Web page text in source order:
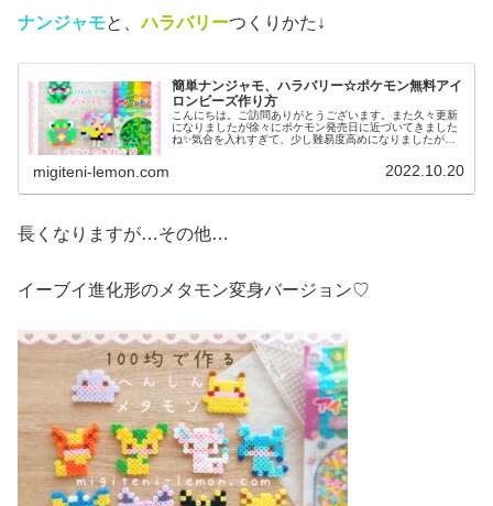
ナンジャモと、ハラバリーつくりかた↓
簡単ナンジャモ、ハラバリー☆ポケモン無料アイ
ロンビーズ作り方
こんにちは。ご訪問ありがとうございます。また久々更新
になりましたが徐々にポケモン発売日に近づいてきました
ね✨気合を入れすぎて、少し難易度高めになりましたがぜ
migiteni-lemon.com 2022.10.20
長くなりますが…その他…
イーブイ進化形のメタモン変身バージョン♡